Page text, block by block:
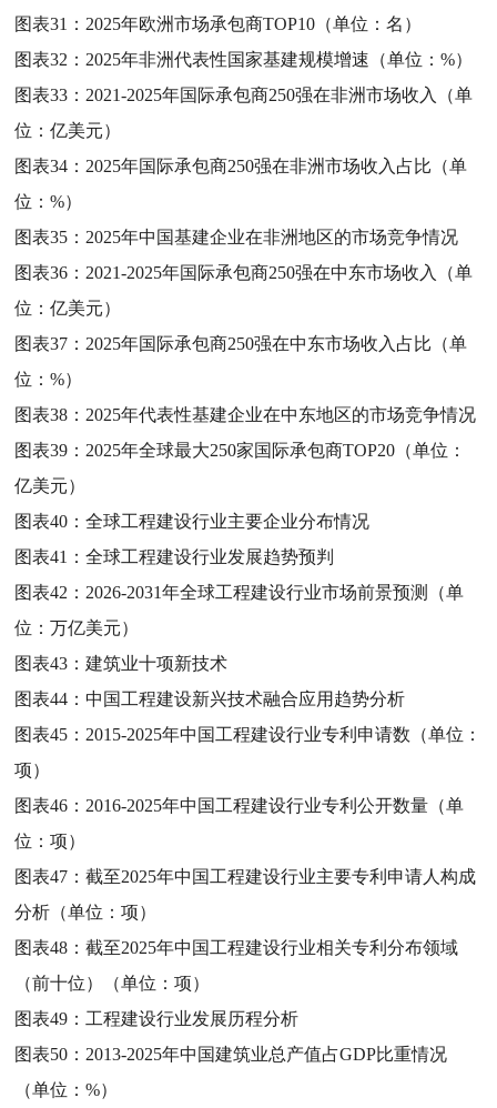
图表31： 2025年欧洲市场承包商TOP10（单位：名）
图表32： 2025年非洲代表性国家基建规模增速（单位：%）
图表33： 2021-2025年国际承包商250强在非洲市场收入（单
位：亿美元）
图表34： 2025年国际承包商250强在非洲市场收入占比（单
位：%）
图表35： 2025年中国基建企业在非洲地区的市场竞争情况
图表36： 2021-2025年国际承包商250强在中东市场收入（单
位：亿美元）
图表37： 2025年国际承包商250强在中东市场收入占比（单
位：%）
图表38： 2025年代表性基建企业在中东地区的市场竞争情况
图表39： 2025年全球最大250家国际承包商TOP20（单位：
亿美元）
图表40：全球工程建设行业主要企业分布情况
图表41：全球工程建设行业发展趋势预判
图表42： 2026-2031年全球工程建设行业市场前景预测（单
位：万亿美元）
图表43：建筑业十项新技术
图表44：中国工程建设新兴技术融合应用趋势分析
图表45： 2015-2025年中国工程建设行业专利申请数（单位：
项）
图表46： 2016-2025年中国工程建设行业专利公开数量（单
位：项）
图表47：截至2025年中国工程建设行业主要专利申请人构成
分析（单位：项）
图表48：截至2025年中国工程建设行业相关专利分布领域
（前十位）（单位：项）
图表49： 工程建设行业发展历程分析
图表50： 2013-2025年中国建筑业总产值占GDP比重情况
（单位：%）